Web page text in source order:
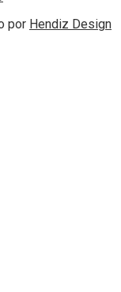
por Hendiz Design